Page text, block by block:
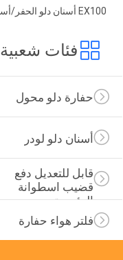
EX100 أسنان دلو الحفر/أسنان 30S
فئات شعبية
حفارة دلو محول
أسنان دلو لودر
قابل للتعديل دفع
قضيب اسطوانة
الرئيسية
فلتر هواء حفارة